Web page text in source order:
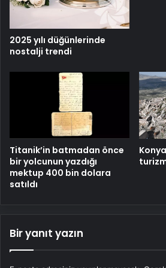
2025 yılı düğünlerinde
nostalji trendi
Titanik’in batmadan önce
bir yolcunun yazdığı
mektup 400 bin dolara
satıldı
Bir yanıt yazın